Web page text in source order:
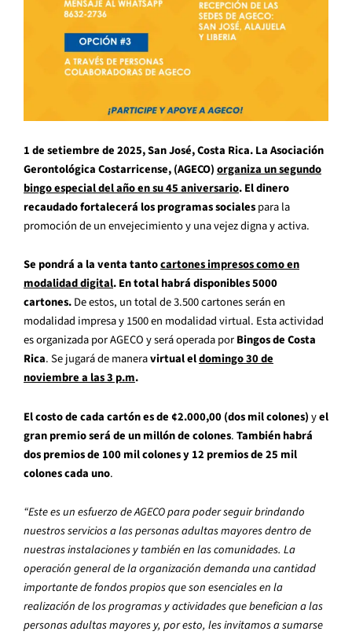
1 de setiembre de 2025, San José, Costa Rica.La Asociación
Gerontológica Costarricense, (AGECO)organiza un segundo
bingo especial del año en su 45 aniversario. El dinero
recaudado fortalecerá los programas socialespara la
promoción de un envejecimiento y una vejez digna y activa.
Se pondrá a la venta tantocartones impresos como en
modalidad digital. En total habrá disponibles 5000
cartones.De estos, un total de 3.500 cartones serán en
modalidad impresa y 1500 en modalidad virtual. Esta actividad
es organizada por AGECO y será operada porBingos de Costa
Rica. Se jugará de maneravirtual eldomingo 30 de
noviembre a las 3 p.m.
El costo de cada cartón es de ¢2.000,00 (dos mil colones)yel
gran premio será de un millón de colones.También habrá
dos premios de 100 mil colones y 12 premios de 25 mil
colones cada uno.
“Este es un esfuerzo de AGECO para poder seguir brindando
nuestros servicios a las personas adultas mayores dentro de
nuestras instalaciones y también en las comunidades. La
operación general de la organización demanda una cantidad
importante de fondos propios que son esenciales en la
realización de los programas y actividades que benefician a las
personas adultas mayores y, por esto, les invitamos a sumarse